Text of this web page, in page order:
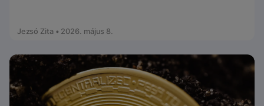
Jezsó Zita • 2026. május 8.